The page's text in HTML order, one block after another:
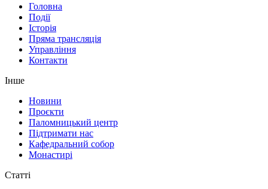
Головна
Події
Історія
Пряма трансляція
Управління
Контакти
Інше
Новини
Проєкти
Паломницький центр
Підтримати нас
Кафедральний собор
Монастирі
Статті